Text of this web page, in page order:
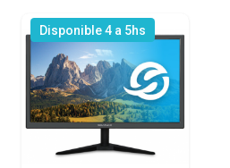
Disponible 4 a 5hs